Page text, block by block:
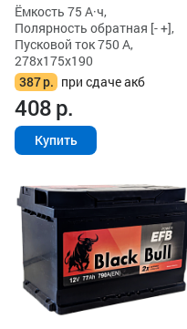
Ёмкость 75 А·ч,
Полярность обратная [- +],
Пусковой ток 750 А,
278x175x190
387р. при сдаче акб
408р.
Купить